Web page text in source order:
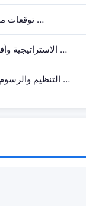
توقعات مؤشر أسعار المنتجين الأمريكي لشهر يوليو …
دليل تداول EUR/USD 2026:الاستراتيجية وأفضل ساعات …
مراجعة JustMarkets 2026: التنظيم والرسوم والمنصات …